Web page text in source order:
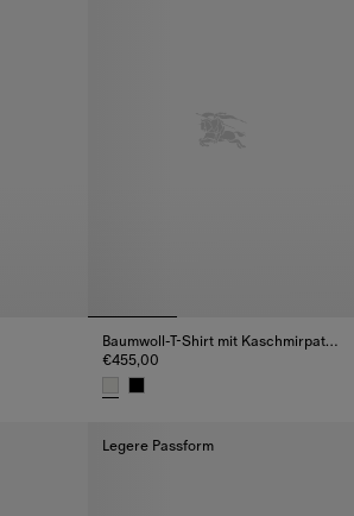
Baumwoll-T-Shirt mit Kaschmirpatch in Check
€455,00
Legere Passform